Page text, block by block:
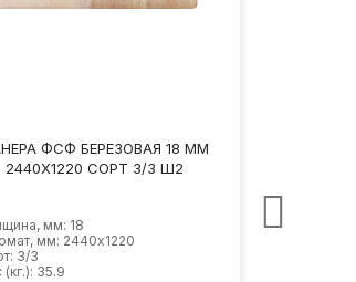
ФСФ БЕРЕЗОВАЯ 18 ММ
2440Х1220 СОРТ 2/4 Ш2
мм: 18
мм: 2440х1220
2/4
(кг.): 35.9